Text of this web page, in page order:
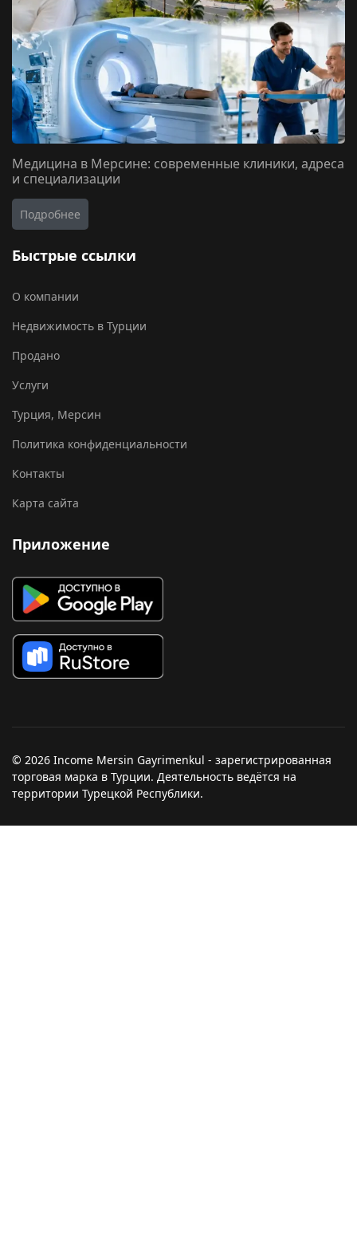
Медицина в Мерсине: современные клиники, адреса
и специализации
Подробнее
Быстрые ссылки
О компании
Недвижимость в Турции
Продано
Услуги
Турция, Мерсин
Политика конфиденциальности
Контакты
Карта сайта
Приложение
© 2026 Income Mersin Gayrimenkul - зарегистрированная
торговая марка в Турции. Деятельность ведётся на
территории Турецкой Республики.